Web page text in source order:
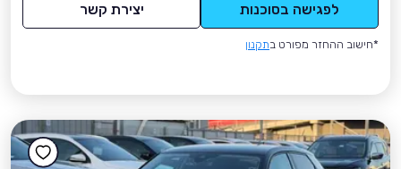
לפגישה בסוכנות יצירת קשר
*חישוב ההחזר מפורט בתקנון